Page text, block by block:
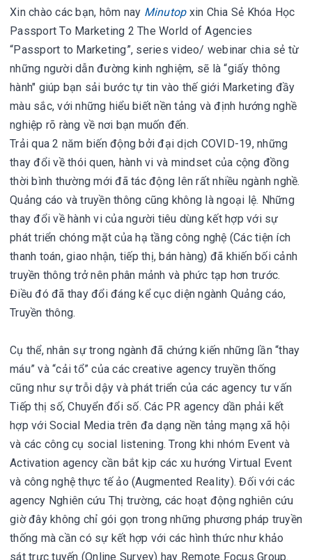
Xin chào các bạn, hôm nay Minutop xin Chia Sẻ Khóa Học
Passport To Marketing 2 The World of Agencies
“Passport to Marketing”, series video/ webinar chia sẻ từ
những người dẫn đường kinh nghiệm, sẽ là “giấy thông
hành" giúp bạn sải bước tự tin vào thế giới Marketing đầy
màu sắc, với những hiểu biết nền tảng và định hướng nghề
nghiệp rõ ràng về nơi bạn muốn đến.
Trải qua 2 năm biến động bởi đại dịch COVID-19, những
thay đổi về thói quen, hành vi và mindset của cộng đồng
thời bình thường mới đã tác động lên rất nhiều ngành nghề.
Quảng cáo và truyền thông cũng không là ngoại lệ. Những
thay đổi về hành vi của người tiêu dùng kết hợp với sự
phát triển chóng mặt của hạ tầng công nghệ (Các tiện ích
thanh toán, giao nhận, tiếp thị, bán hàng) đã khiến bối cảnh
truyền thông trở nên phân mảnh và phức tạp hơn trước.
Điều đó đã thay đổi đáng kể cục diện ngành Quảng cáo,
Truyền thông.
Cụ thể, nhân sự trong ngành đã chứng kiến những lần “thay
máu” và “cải tổ” của các creative agency truyền thống
cũng như sự trỗi dậy và phát triển của các agency tư vấn
Tiếp thị số, Chuyển đổi số. Các PR agency dần phải kết
hợp với Social Media trên đa dạng nền tảng mạng xã hội
và các công cụ social listening. Trong khi nhóm Event và
Activation agency cần bắt kịp các xu hướng Virtual Event
và công nghệ thực tế ảo (Augmented Reality). Đối với các
agency Nghiên cứu Thị trường, các hoạt động nghiên cứu
giờ đây không chỉ gói gọn trong những phương pháp truyền
thống mà cần có sự kết hợp với các hình thức như khảo
sát trực tuyến (Online Survey) hay Remote Focus Group.